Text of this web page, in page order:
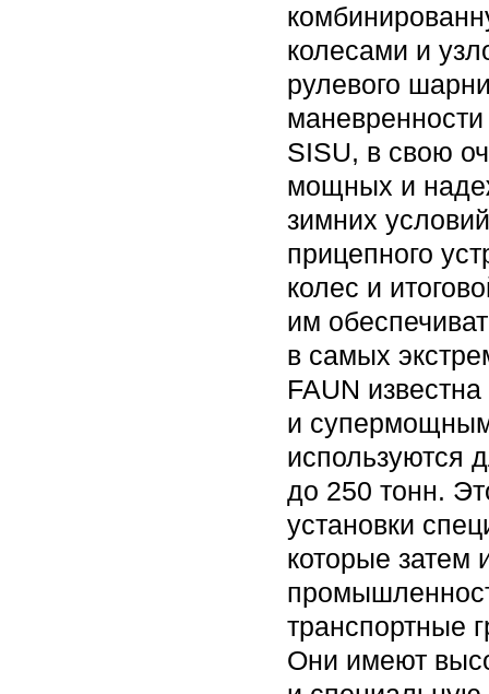
колесами и
рулевого
SISU, в свою
мощных и
зимних
прицепного
колес и
им
в самых
FAUN
и
используются
до 250 тонн.
установки
которые затем
транспортные
Они имеют